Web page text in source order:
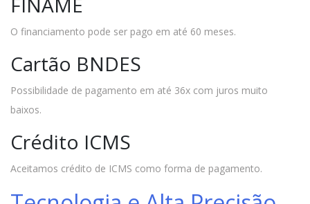
O financiamento pode ser pago em até 60 meses.
Cartão BNDES
Possibilidade de pagamento em até 36x com juros muito
baixos.
Crédito ICMS
Aceitamos crédito de ICMS como forma de pagamento.